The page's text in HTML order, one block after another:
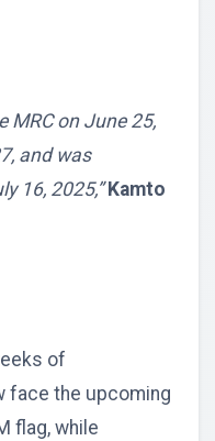
MRC on June 25,
and was
16, 2025,” Kamto
of
face the upcoming
flag, while